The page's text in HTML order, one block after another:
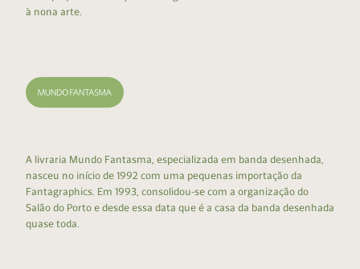
à nona arte.
A livraria Mundo Fantasma, especializada em banda desenhada,
nasceu no início de 1992 com uma pequenas importação da
Fantagraphics. Em 1993, consolidou-se com a organização do
Salão do Porto e desde essa data que é a casa da banda desenhada
quase toda.